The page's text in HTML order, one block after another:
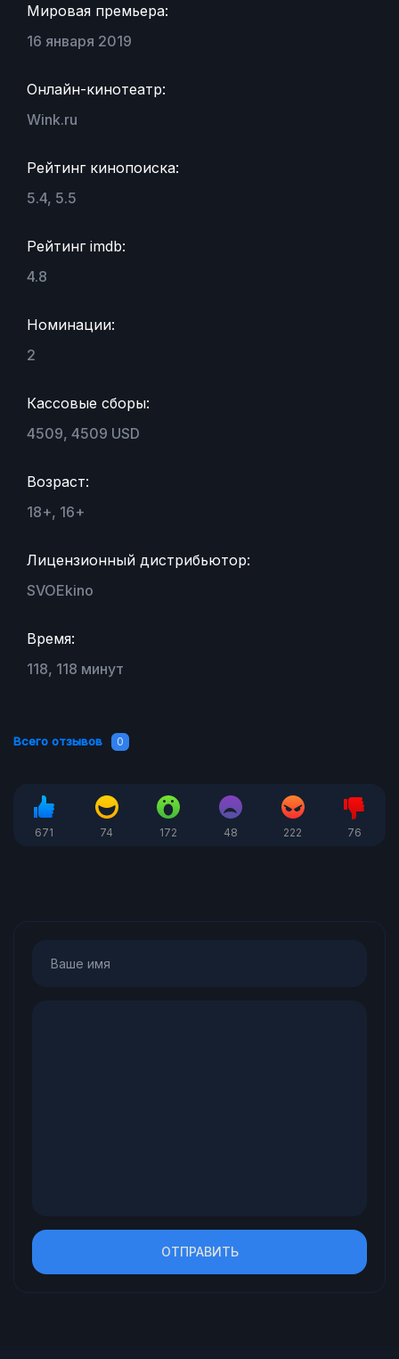
Мировая премьера:
16 января 2019
Онлайн-кинотеатр:
Wink.ru
Рейтинг кинопоиска:
5.4, 5.5
Рейтинг imdb:
4.8
Номинации:
2
Кассовые сборы:
4509, 4509 USD
Возраст:
18+, 16+
Лицензионный дистрибьютор:
SVOEkino
Время:
118, 118 минут
Всего отзывов 0
671 74 172 48 222 76
ОТПРАВИТЬ